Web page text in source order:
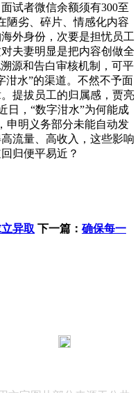
试者微信余额须有300至
陋劣、碎片、情感化内容
外身份，次要是担忧员工
夫妻明显是把内容创做全
源和告白审核机制，可平
泔水”的渠道。不然不予面
提拔员工的归属感，贾亮
日，“数字泔水”为何能成
申明义务部分未能自动发
流量、高收入，这些影响
归便平易近？
异取 下一篇： 确保每一